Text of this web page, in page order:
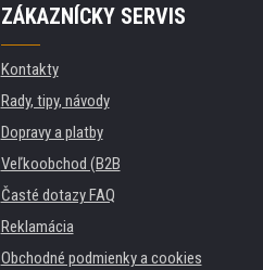
ZÁKAZNÍCKY SERVIS
Kontakty
Rady, tipy, návody
Dopravy a platby
Veľkoobchod (B2B
Časté dotazy FAQ
Reklamácia
Obchodné podmienky a cookies